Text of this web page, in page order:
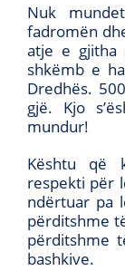
Nuk
fadromën
atje e gjitha
shkëmb e
Dredhës.
gjë. Kjo
mundur!
Kështu që
respekti për
ndërtuar pa
përditshme
përditshme
bashkive.